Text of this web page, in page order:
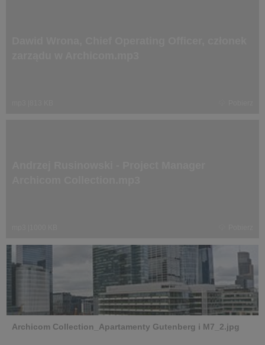
Archicom Collection_Apartamenty Gutenberg i M7_2.jpg